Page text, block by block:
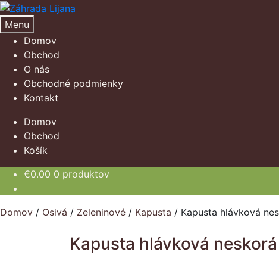
Preskočiť
na
navigáciu
Preskočiť
na
obsah
Menu
Domov
Obchod
O nás
Obchodné podmienky
Kontakt
Domov
Obchod
Košík
€0.00 0 produktov
Domov / Osivá / Zeleninové / Kapusta / Kapusta hlávková
Kapusta hlávková neskorá